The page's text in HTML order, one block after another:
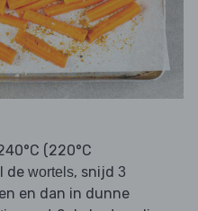
(220°C
de wortels, snijd 3
en dan in dunne